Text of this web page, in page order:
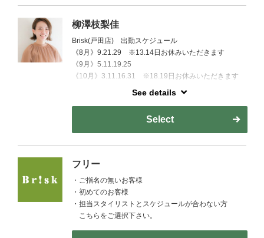
柳澤枝梨佳
Brisk(戸田店) 出勤スケジュール
《8月》9.21.29 ※13.14日お休みいただきます
《9月》5.11.19.25
《10月》3.11.16.31 ※18.19日お休みいただきます
ぜひ、あなたの髪の悩みを改善させてください！
一緒に【自慢の髪】を手に入れちゃいましょう♪
See details
Select
フリー
・ご指名の無いお客様
・初めてのお客様
・担当スタイリストとスケジュールが合わない方
こちらをご選択下さい。